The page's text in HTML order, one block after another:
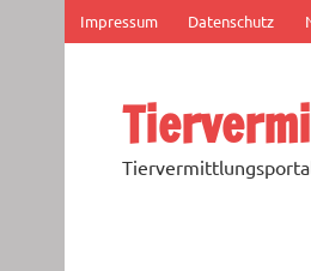
springen
Impressum Datenschutz